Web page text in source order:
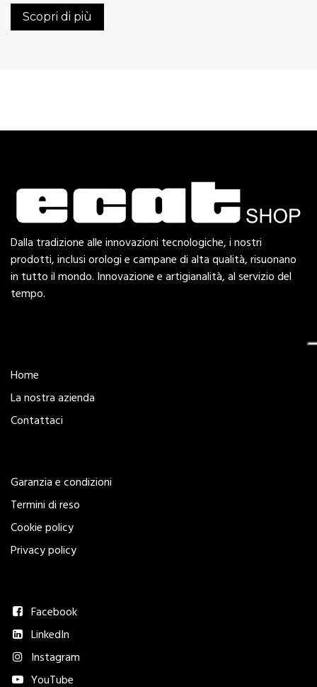
Scopri di più
Dalla tradizione alle innovazioni tecnologiche, i nostri
prodotti, inclusi orologi e campane di alta qualità, risuonano
in tutto il mondo. Innovazione e artigianalità, al servizio del
tempo.
Home
La nostra azienda
Contattaci
Garanzia e condizioni
Termini di reso
Cookie policy
Privacy policy
Facebook
LinkedIn
Instagram
YouTube